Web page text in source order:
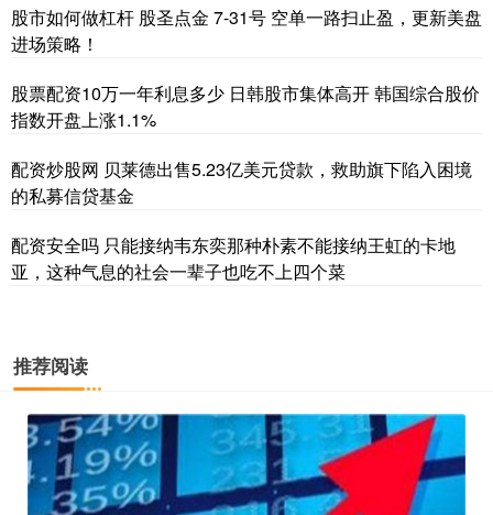
股市如何做杠杆 股圣点金 7-31号 空单一路扫止盈，更新美盘
进场策略！
股票配资10万一年利息多少 日韩股市集体高开 韩国综合股价
指数开盘上涨1.1%
配资炒股网 贝莱德出售5.23亿美元贷款，救助旗下陷入困境
的私募信贷基金
配资安全吗 只能接纳韦东奕那种朴素不能接纳王虹的卡地
亚，这种气息的社会一辈子也吃不上四个菜
推荐阅读